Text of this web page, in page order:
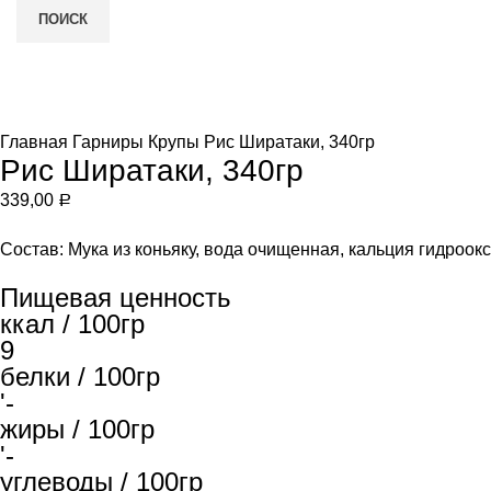
ПОИСК
Главная Гарниры Крупы Рис Ширатаки, 340гр
Рис Ширатаки, 340гр
339,00 Р
Состав: Мука из коньяку, вода очищенная, кальция
Пищевая ценность
ккал / 100гр
9
белки / 100гр
'-
жиры / 100гр
'-
углеводы / 100гр